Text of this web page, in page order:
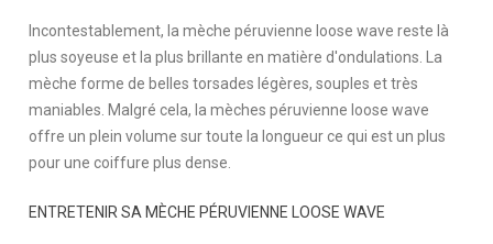
Incontestablement, la mèche péruvienne loose wave reste là
plus soyeuse et la plus brillante en matière d'ondulations. La
mèche forme de belles torsades légères, souples et très
maniables. Malgré cela, la mèches péruvienne loose wave
offre un plein volume sur toute la longueur ce qui est un plus
pour une coiffure plus dense.
ENTRETENIR SA MÈCHE PÉRUVIENNE LOOSE WAVE